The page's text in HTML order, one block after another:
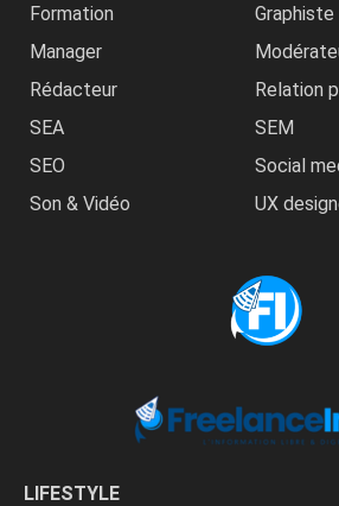
Formation
Graphiste
Manager
Rédacteur
Relation
SEA
SEM
SEO
Social
Son & Vidéo
UX
LIFESTYLE